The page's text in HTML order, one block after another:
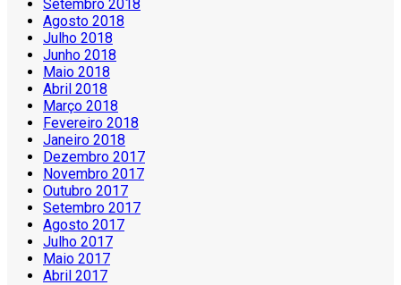
Setembro 2018
Agosto 2018
Julho 2018
Junho 2018
Maio 2018
Abril 2018
Março 2018
Fevereiro 2018
Janeiro 2018
Dezembro 2017
Novembro 2017
Outubro 2017
Setembro 2017
Agosto 2017
Julho 2017
Maio 2017
Abril 2017